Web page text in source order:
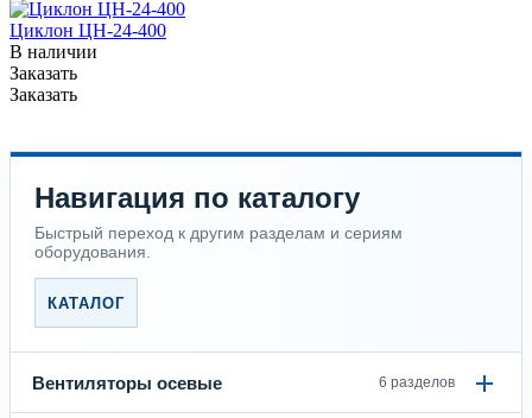
Циклон ЦН-24-400
В наличии
Заказать
Заказать
Навигация по каталогу
Быстрый переход к другим разделам и сериям
оборудования.
КАТАЛОГ
Вентиляторы осевые 6 разделов